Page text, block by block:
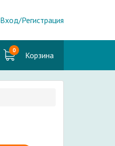
Вход/Регистрация
0 Корзина